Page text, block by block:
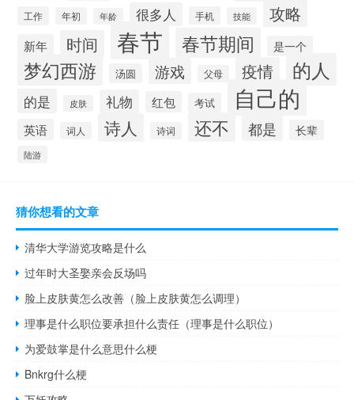
工作 年初 年龄 很多人 手机 技能 攻略
新年 时间 春节 春节期间 是一个
梦幻西游 汤圆 游戏 父母 疫情 的人
的是 皮肤 礼物 红包 考试 自己的
英语 词人 诗人 诗词 还不 都是 长辈
陆游
猜你想看的文章
清华大学游览攻略是什么
过年时大圣娶亲会反场吗
脸上皮肤黄怎么改善（脸上皮肤黄怎么调理）
理事是什么职位要承担什么责任（理事是什么职位）
为爱鼓掌是什么意思什么梗
Bnkrg什么梗